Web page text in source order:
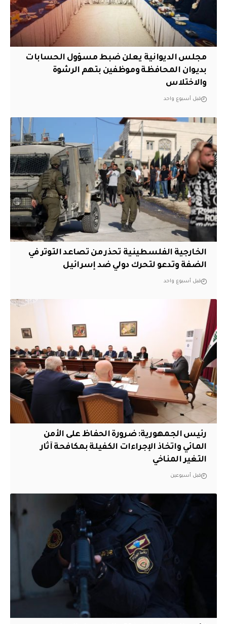
مجلس الديوانية يعلن ضبط مسؤول الحسابات
بديوان المحافظة وموظفين بتهم الرشوة
والاختلاس
قبل أسبوع واحد
الخارجية الفلسطينية تحذر من تصاعد التوتر في
الضفة وتدعو لتحرك دولي ضد إسرائيل
قبل أسبوع واحد
رئيس الجمهورية: ضرورة الحفاظ على الأمن
المائي واتخاذ الإجراءات الكفيلة بمكافحة آثار
التغير المناخي
قبل أسبوعين